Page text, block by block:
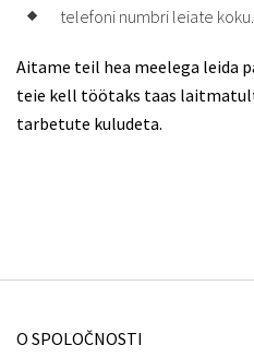
telefoni numbri leiate
Aitame teil hea meelega leida
teie kell töötaks taas
tarbetute kuludeta.
O SPOLOČNOSTI